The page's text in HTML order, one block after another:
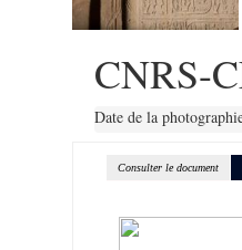
CNRS-
Date de la
Consulter le document